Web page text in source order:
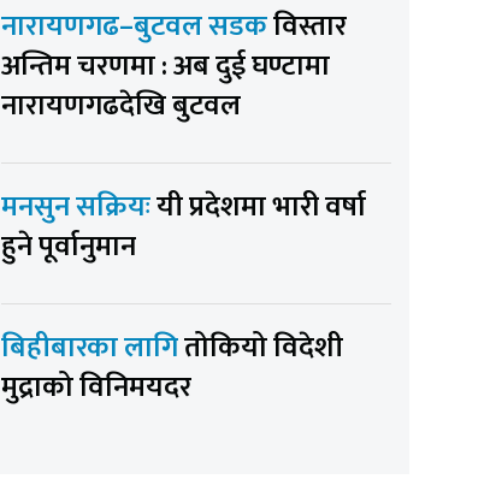
नारायणगढ–बुटवल सडकविस्तार
अन्तिम चरणमा : अब दुई घण्टामा
नारायणगढदेखि बुटवल
मनसुन सक्रियःयी प्रदेशमा भारी वर्षा
हुने पूर्वानुमान
बिहीबारका लागितोकियो विदेशी
मुद्राको विनिमयदर